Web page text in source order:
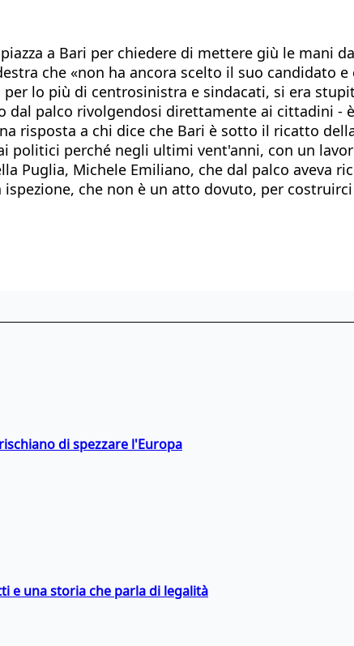
a Bari per chiedere di mettere giù le mani
che «non ha ancora scelto il suo candidato
lo più di centrosinistra e sindacati, si era
dal palco rivolgendosi direttamente ai cittadini -
risposta a chi dice che Bari è sotto il ricatto
politici perché negli ultimi vent'anni, con un
Puglia, Michele Emiliano, che dal palco aveva
che non è un atto dovuto, per
di spezzare l'Europa
e una storia che parla di legalità